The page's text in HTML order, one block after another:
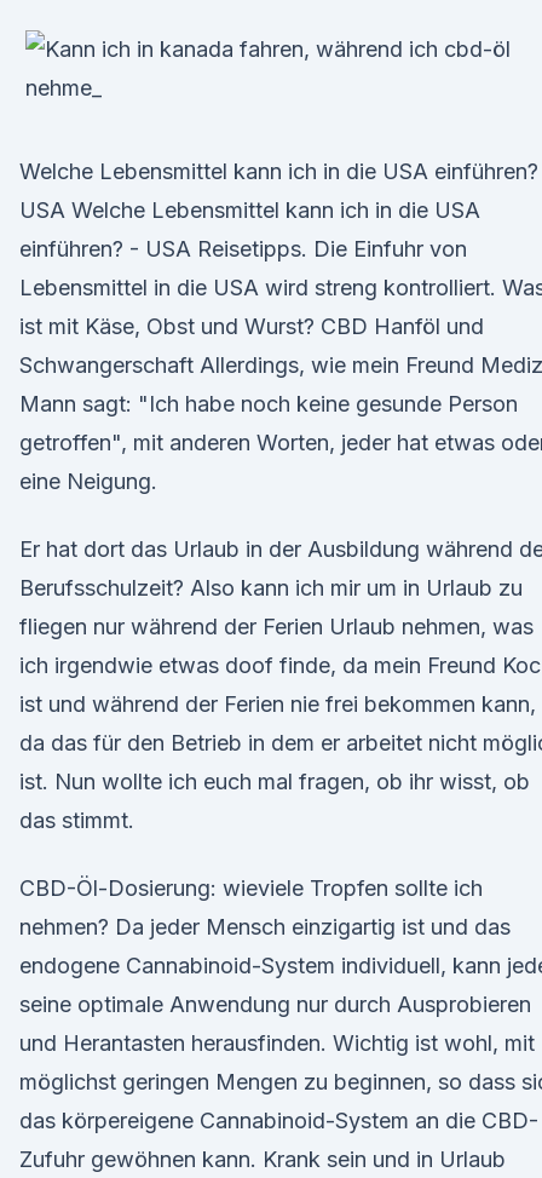
Welche Lebensmittel kann ich in die USA
USA Welche Lebensmittel kann ich in die USA
einführen? - USA Reisetipps. Die Einfuhr von
Lebensmittel in die USA wird streng kontrolliert.
ist mit Käse, Obst und Wurst? CBD Hanföl und
Schwangerschaft Allerdings, wie mein Freund
Mann sagt: "Ich habe noch keine gesunde Person
getroffen", mit anderen Worten, jeder hat etwas
eine Neigung.
Er hat dort das Urlaub in der Ausbildung während
Berufsschulzeit? Also kann ich mir um in Urlaub zu
fliegen nur während der Ferien Urlaub nehmen, was
ich irgendwie etwas doof finde, da mein Freund
ist und während der Ferien nie frei bekommen kann,
da das für den Betrieb in dem er arbeitet nicht
ist. Nun wollte ich euch mal fragen, ob ihr wisst, ob
das stimmt.
CBD-Öl-Dosierung: wieviele Tropfen sollte ich
nehmen? Da jeder Mensch einzigartig ist und das
endogene Cannabinoid-System individuell, kann
seine optimale Anwendung nur durch Ausprobieren
und Herantasten herausfinden. Wichtig ist wohl, mit
möglichst geringen Mengen zu beginnen, so dass
das körpereigene Cannabinoid-System an die CBD-
Zufuhr gewöhnen kann. Krank sein und in Urlaub